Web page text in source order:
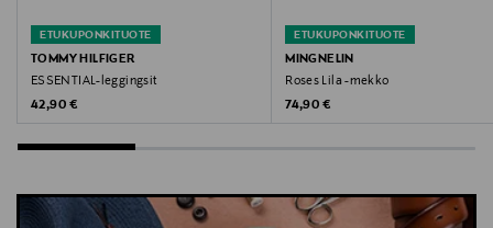
ETUKUPONKITUOTE
TOMMY HILFIGER
ESSENTIAL-leggingsit
Original Price
42,90 €
ETUKUPONKITUOTE
MINGNELIN
Roses Lila -mekko
Original Price
74,90 €